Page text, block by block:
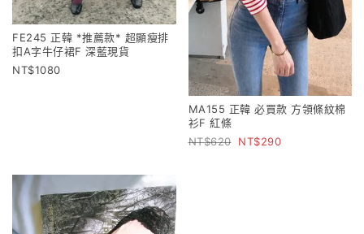
FE245 正韓 *推薦款* 超顯瘦排
扣A字牛仔裙F 深藍現貨
1080
MA155 正韓 必買款 方領條紋棉
衫F 紅條
620
290